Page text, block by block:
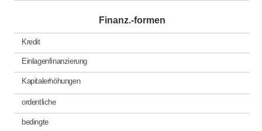
Finanz.-formen
Kredit
Einlagenfinanzierung
Kapitalerhöhungen
ordentliche
bedingte